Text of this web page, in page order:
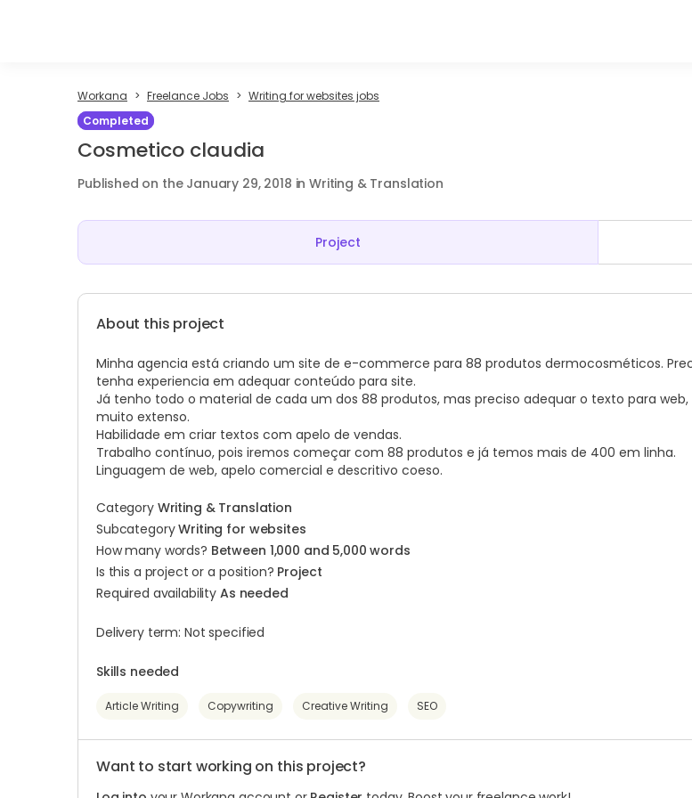
Workana Freelance Jobs
Writing for websites jobs
Completed
Cosmetico claudia
Published on the January 29, 2018 in Writing & Translation
Project
About this project
Minha agencia está criando um site de e-commerce para 88 produtos dermocosméticos.
tenha experiencia em adequar conteúdo para site.
Já tenho todo o material de cada um dos 88 produtos, mas preciso adequar o texto para
muito extenso.
Habilidade em criar textos com apelo de vendas.
Trabalho contínuo, pois iremos começar com 88 produtos e já temos mais de 400 em linha.
Linguagem de web, apelo comercial e descritivo coeso.
Category Writing & Translation
SubcategoryWriting for websites
How many words? Between 1,000 and 5,000 words
Is this a project or a position? Project
Required availability As needed
Delivery term: Not specified
Skills needed
Article Writing Copywriting Creative Writing SEO
Want to start working on this project?